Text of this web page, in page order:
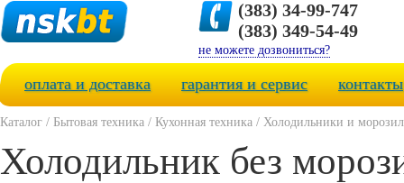
(383) 34-99-747
(383) 349-54-49
не можете дозвониться?
оплата и доставка гарантия и сервис контакты
Каталог / Бытовая техника / Кухонная техника / Холодильники и
Холодильник без